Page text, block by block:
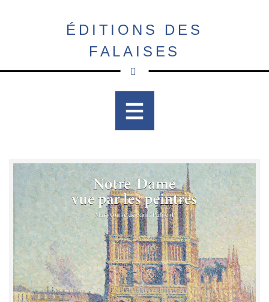
ÉDITIONS DES
FALAISES